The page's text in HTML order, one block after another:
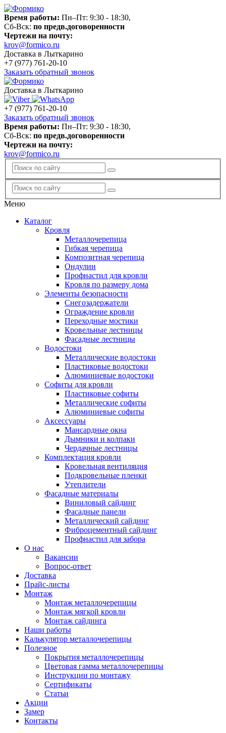
Время работы: Пн–Пт: 9:30 - 18:30,
Сб-Вск: по предв.договоренности
Чертежи на почту:
krov@formico.ru
Доставка в Лыткарино
+7 (977) 761-20-10
Заказать обратный звонок
Доставка в Лыткарино
+7 (977) 761-20-10
Заказать обратный звонок
Время работы: Пн–Пт: 9:30 - 18:30,
Сб-Вск: по предв.договоренности
Чертежи на почту:
krov@formico.ru
Меню
Каталог
Кровля
Металлочерепица
Гибкая черепица
Композитная черепица
Ондулин
Профнастил для кровли
Кровля по размеру дома
Элементы безопасности
Снегозадержатели
Ограждение кровли
Переходные мостики
Кровельные лестницы
Фасадные лестницы
Водостоки
Металлические водостоки
Пластиковые водостоки
Алюминиевые водостоки
Софиты для кровли
Пластиковые софиты
Металлические софиты
Алюминиевые софиты
Аксессуары
Мансардные окна
Дымники и колпаки
Чердачные лестницы
Комплектация кровли
Кровельная вентиляция
Подкровельные пленки
Утеплители
Фасадные материалы
Виниловый сайдинг
Фасадные панели
Металлический сайдинг
Фиброцементный сайдинг
Профнастил для забора
О нас
Вакансии
Вопрос-ответ
Доставка
Прайс-листы
Монтаж
Монтаж металлочерепицы
Монтаж мягкой кровли
Монтаж сайдинга
Наши работы
Калькулятор металлочерепицы
Полезное
Покрытия металлочерепицы
Цветовая гамма металлочерепицы
Инструкции по монтажу
Сертификаты
Статьи
Акции
Замер
Контакты